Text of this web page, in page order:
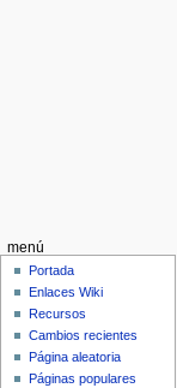
menú
Portada
Enlaces Wiki
Recursos
Cambios recientes
Página aleatoria
Páginas populares